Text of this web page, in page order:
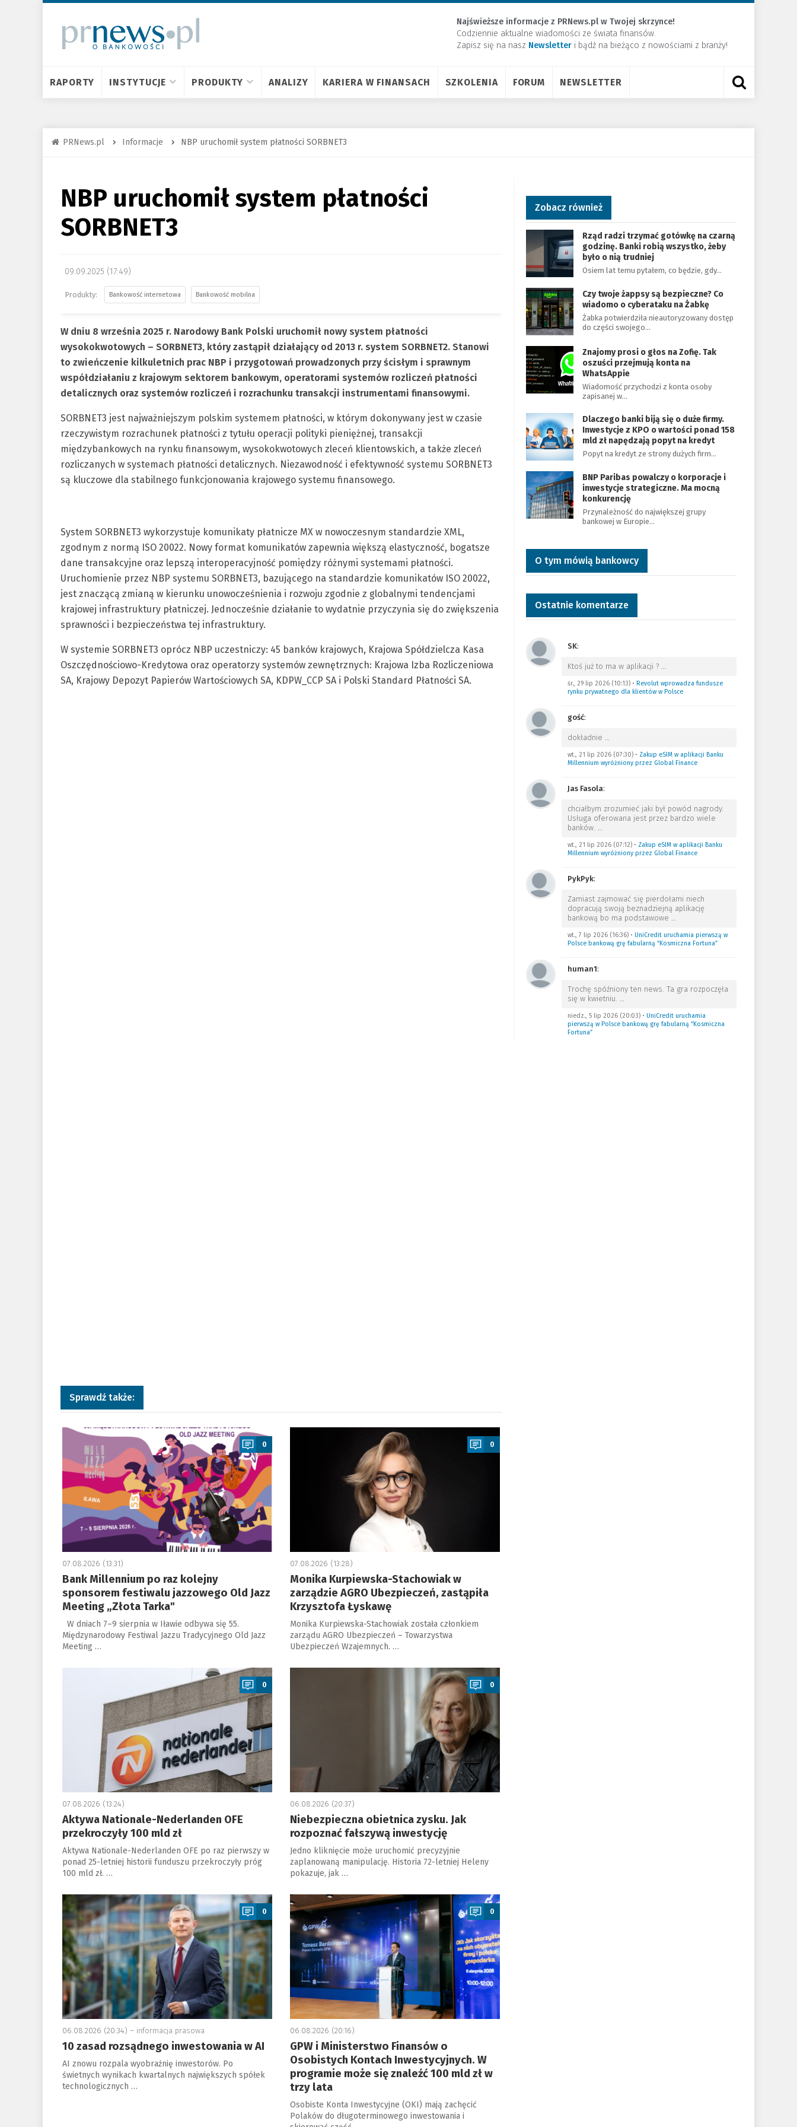
Najświeższe informacje z PRNews.pl w Twojej skrzynce!
Codziennie aktualne wiadomości ze świata finansów.
Zapisz się na nasz Newsletter ​i bądź na bieżąco z nowościami z branży!
RAPORTY INSTYTUCJE PRODUKTY ANALIZY KARIERA W FINANSACH SZKOLENIA FORUM NEWSLETTER
PRNews.pl Informacje NBP uruchomił system płatności SORBNET3
NBP uruchomił system płatności
SORBNET3
09.09.2025 (17:49)
Bankowość internetowa Bankowość mobilna
W dniu 8 września 2025 r. Narodowy Bank Polski uruchomił nowy system płatności
wysokokwotowych – SORBNET3, który zastąpił działający od 2013 r. system SORBNET2. Stanowi
to zwieńczenie kilkuletnich prac NBP i przygotowań prowadzonych przy ścisłym i sprawnym
współdziałaniu z krajowym sektorem bankowym, operatorami systemów rozliczeń płatności
detalicznych oraz systemów rozliczeń i rozrachunku transakcji instrumentami finansowymi.
SORBNET3 jest najważniejszym polskim systemem płatności, w którym dokonywany jest w czasie
rzeczywistym rozrachunek płatności z tytułu operacji polityki pieniężnej, transakcji
międzybankowych na rynku finansowym, wysokokwotowych zleceń klientowskich, a także zleceń
rozliczanych w systemach płatności detalicznych. Niezawodność i efektywność systemu SORBNET3
są kluczowe dla stabilnego funkcjonowania krajowego systemu finansowego.
System SORBNET3 wykorzystuje komunikaty płatnicze MX w nowoczesnym standardzie XML,
zgodnym z normą ISO 20022. Nowy format komunikatów zapewnia większą elastyczność, bogatsze
dane transakcyjne oraz lepszą interoperacyjność pomiędzy różnymi systemami płatności.
Uruchomienie przez NBP systemu SORBNET3, bazującego na standardzie komunikatów ISO 20022,
jest znaczącą zmianą w kierunku unowocześnienia i rozwoju zgodnie z globalnymi tendencjami
krajowej infrastruktury płatniczej. Jednocześnie działanie to wydatnie przyczynia się do zwiększenia
sprawności i bezpieczeństwa tej infrastruktury.
W systemie SORBNET3 oprócz NBP uczestniczy: 45 banków krajowych, Krajowa Spółdzielcza Kasa
Oszczędnościowo-Kredytowa oraz operatorzy systemów zewnętrznych: Krajowa Izba Rozliczeniowa
SA, Krajowy Depozyt Papierów Wartościowych SA, KDPW_CCP SA i Polski Standard Płatności SA.
Sprawdź także:
a
0
07.08.2026 (13:31)
Bank Millennium po raz kolejny
sponsorem festiwalu jazzowego Old Jazz
Meeting „Złota Tarka"
W dniach 7–9 sierpnia w Iławie odbywa się 55.
Międzynarodowy Festiwal Jazzu Tradycyjnego Old Jazz
Meeting …
a
0
07.08.2026 (13:28)
Monika Kurpiewska-Stachowiak w
zarządzie AGRO Ubezpieczeń, zastąpiła
Krzysztofa Łyskawę
Monika Kurpiewska-Stachowiak została członkiem
zarządu AGRO Ubezpieczeń – Towarzystwa
Ubezpieczeń Wzajemnych. …
0
07.08.2026 (13:24)
Aktywa Nationale-Nederlanden OFE
przekroczyły 100 mld zł
Aktywa Nationale-Nederlanden OFE po raz pierwszy w
ponad 25-letniej historii funduszu przekroczyły próg
100 mld zł. …
a
0
06.08.2026 (20:37)
Niebezpieczna obietnica zysku. Jak
rozpoznać fałszywą inwestycję
Jedno kliknięcie może uruchomić precyzyjnie
zaplanowaną manipulację. Historia 72-letniej Heleny
pokazuje, jak …
a
0
06.08.2026 (20:34) – informacja prasowa
10 zasad rozsądnego inwestowania w AI
AI znowu rozpala wyobraźnię inwestorów. Po
świetnych wynikach kwartalnych największych spółek
technologicznych …
a
0
06.08.2026 (20:16)
GPW i Ministerstwo Finansów o
Osobistych Kontach Inwestycyjnych. W
programie może się znaleźć 100 mld zł w
trzy lata
Osobiste Konta Inwestycyjne (OKI) mają zachęcić
Polaków do długoterminowego inwestowania i
Zobacz również
Rząd radzi trzymać gotówkę na czarną
godzinę. Banki robią wszystko, żeby
było o nią trudniej
Osiem lat temu pytałem, co będzie, gdy…
Czy twoje żappsy są bezpieczne? Co
wiadomo o cyberataku na Żabkę
Żabka potwierdziła nieautoryzowany dostęp
do części swojego…
Znajomy prosi o głos na Zofię. Tak
oszuści przejmują konta na
WhatsAppie
Wiadomość przychodzi z konta osoby
zapisanej w…
Dlaczego banki biją się o duże firmy.
Inwestycje z KPO o wartości ponad 158
mld zł napędzają popyt na kredyt
Popyt na kredyt ze strony dużych firm…
BNP Paribas powalczy o korporacje i
inwestycje strategiczne. Ma mocną
konkurencję
Przynależność do największej grupy
bankowej w Europie…
O tym mówią bankowcy
Ostatnie komentarze
SK:
Ktoś już to ma w aplikacji ? …
śr., 29 lip 2026 (10:13)• Revolut wprowadza fundusze
rynku prywatnego dla klientów w Polsce
gość:
dokładnie …
wt., 21 lip 2026 (07:30)• Zakup eSIM w aplikacji Banku
Millennium wyróżniony przez Global Finance
Jas Fasola:
chciałbym zrozumieć jaki był powód nagrody.
Usługa oferowana jest przez bardzo wiele
banków. …
wt., 21 lip 2026 (07:12)• Zakup eSIM w aplikacji Banku
Millennium wyróżniony przez Global Finance
PykPyk:
Zamiast zajmować się pierdołami niech
dopracują swoją beznadziejną aplikację
bankową bo ma podstawowe …
wt., 7 lip 2026 (16:36)• UniCredit uruchamia pierwszą w
Polsce bankową grę fabularną “Kosmiczna Fortuna”
human1:
Trochę spóźniony ten news. Ta gra rozpoczęła
się w kwietniu. …
niedz., 5 lip 2026 (20:03)• UniCredit uruchamia
pierwszą w Polsce bankową grę fabularną “Kosmiczna
Fortuna”